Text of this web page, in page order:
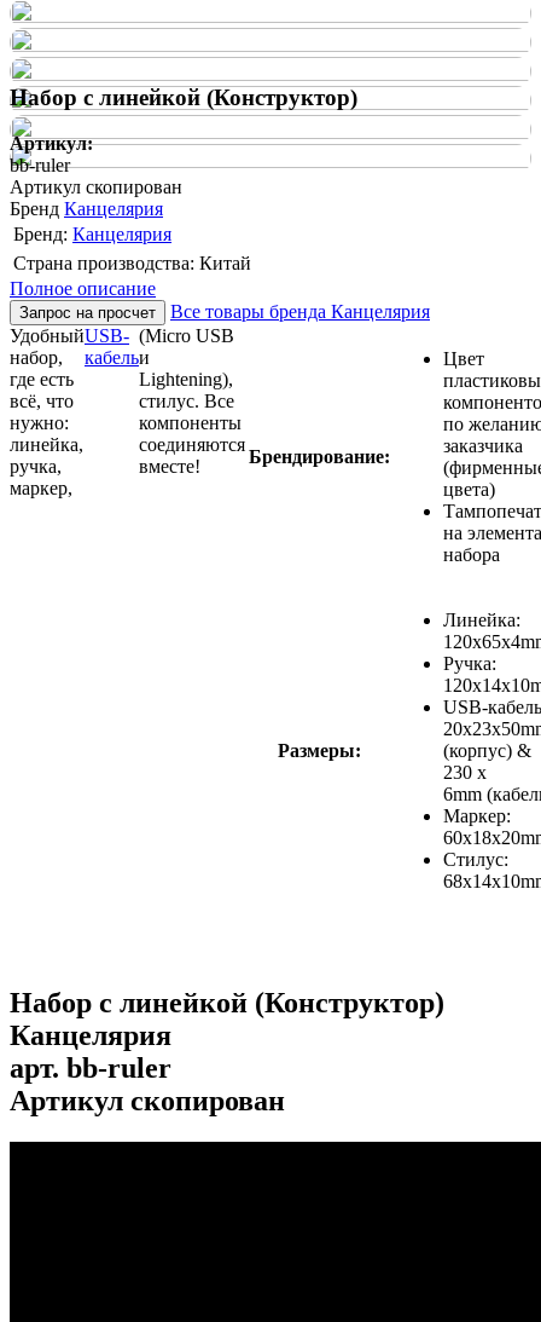
Набор с линейкой (Конструктор)
Артикул:
bb-ruler
Артикул скопирован
Бренд Канцелярия
Бренд: Канцелярия
Страна производства: Китай
Полное описание
Запрос на просчет
Все товары бренда Канцелярия
Удобный
набор,
где есть
всё, что
нужно:
линейка,
ручка,
маркер,
USB-
кабель
(Micro USB
и
Lightening),
стилус. Все
компоненты
соединяются
вместе!
Брендирование:
Цвет
по
заказчика
цвета)
на
набора
Размеры:
Линейка:
Ручка:
USB-
(корпус) &
230 x
6mm
Маркер:
Стилус:
Набор с линейкой (Конструктор)
Канцелярия
арт. bb-ruler
Артикул скопирован